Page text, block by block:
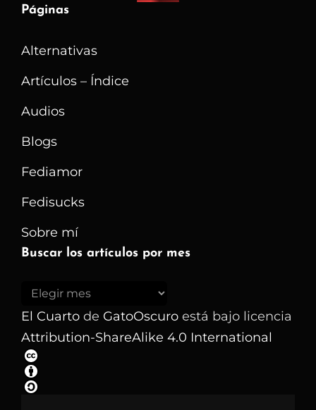
Páginas
Alternativas
Artículos – Índice
Audios
Blogs
Fediamor
Fedisucks
Sobre mí
Buscar los artículos por mes
Buscar
los
artículos
por
mes
El Cuarto de GatoOscuro está bajo licencia
Attribution-ShareAlike 4.0 International